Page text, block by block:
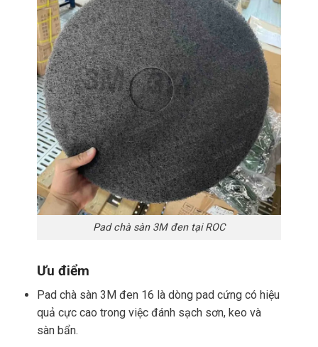
Pad chà sàn 3M đen tại ROC
Ưu điểm
Pad chà sàn 3M đen 16 là dòng pad cứng có hiệu
quả cực cao trong việc đánh sạch sơn, keo và
sàn bẩn.